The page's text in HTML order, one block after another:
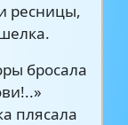
ресницы,
бросала
плясала